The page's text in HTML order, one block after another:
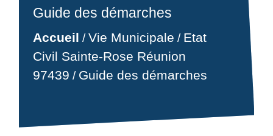
Guide des démarches
Accueil /Vie Municipale / Etat
Civil Sainte-Rose Réunion
97439 / Guide des démarches